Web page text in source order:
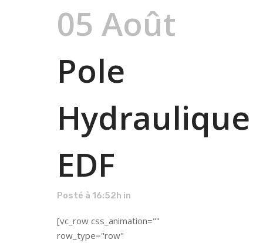
05 Août
Pole
Hydraulique
EDF
Posté à 16:52h in
[vc_row css_animation=""
row_type="row"